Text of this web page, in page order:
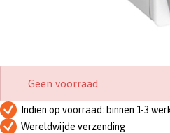
Geen voorraad
Indien op voorraad: binnen 1-3
Wereldwijde verzending